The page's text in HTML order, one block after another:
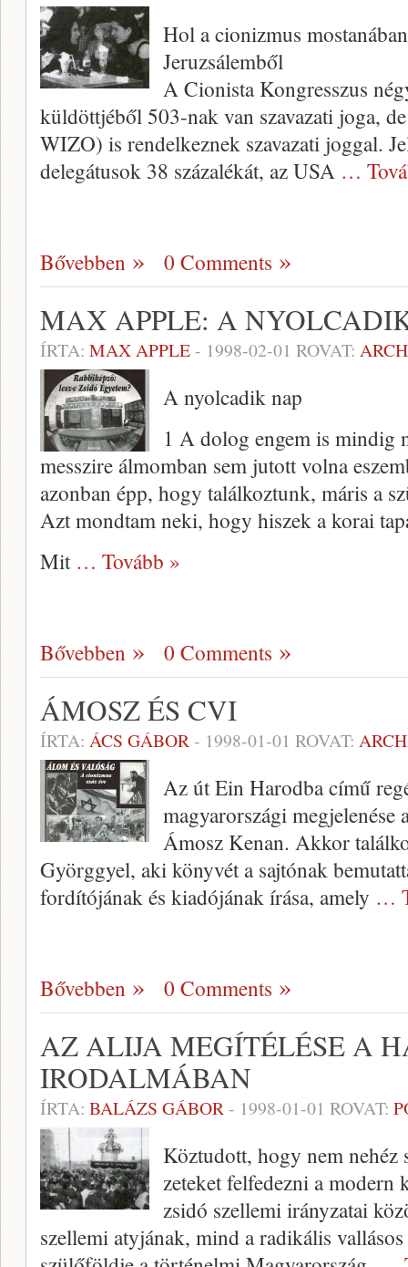
Hol a cionizmus
Jeruzsálemből
A Cionista Kongresszus
küldöttjéből 503-nak van szavazati joga,
WIZO) is rendelkeznek szavazati joggal.
delegátusok 38 százalékát, az USA …
Bővebben 0 Comments
MAX APPLE: A
ÍRTA: MAX APPLE- 1998-02-01 ROVAT:
A nyolcadik nap
1 A dolog engem is mindig
messzire álmomban sem jutott volna
azonban épp, hogy találkoztunk, máris a
Azt mondtam neki, hogy hiszek a korai
Mit … Tovább »
Bővebben 0 Comments
ÁMOSZ ÉS CVI
ÍRTA: ÁCS GÁBOR- 1998-01-01 ROVAT:
Az út Ein Harodba című
magyarországi
Ámosz Kenan. Akkor
Györggyel, aki könyvét a sajtónak
fordí­tójának és kiadójának írása, amely …
Bővebben 0 Comments
AZ ALIJA MEGÍTÉLÉSE A
IRODALMÁBAN
ÍRTA: BALÁZS GÁBOR- 1998-01-01 ROVAT:
Köztudott, hogy nem nehéz
zeteket felfedezni a
zsidó szellemi irányzatai
szellemi atyjának, mind a radikális